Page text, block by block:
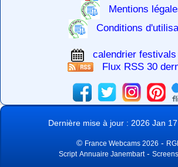
Mentions
Conditions
calendrier festivals
Flux RSS 30
Dernière mise à jour : 2026 Jan 17
© France Webcams 2026 -
Script Annuaire Janembart-